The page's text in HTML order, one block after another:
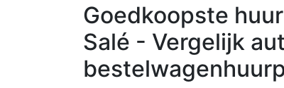
Goedkoopste
Salé - Vergelijk